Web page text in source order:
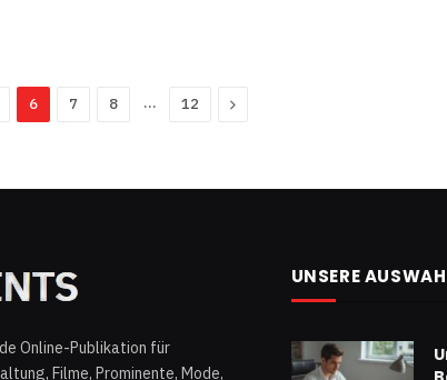
6 7 8 … 12 Next
Online-Publikation für
Filme, Prominente, Mode,
UNSERE